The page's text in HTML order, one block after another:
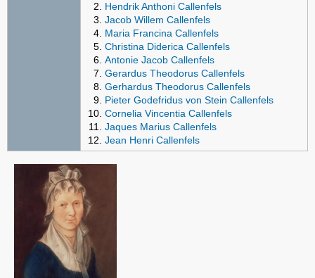
Hendrik Anthoni Callenfels
Jacob Willem Callenfels
Maria Francina Callenfels
Christina Diderica Callenfels
Antonie Jacob Callenfels
Gerardus Theodorus Callenfels
Gerhardus Theodorus Callenfels
Pieter Godefridus von Stein Callenfels
Cornelia Vincentia Callenfels
Jaques Marius Callenfels
Jean Henri Callenfels